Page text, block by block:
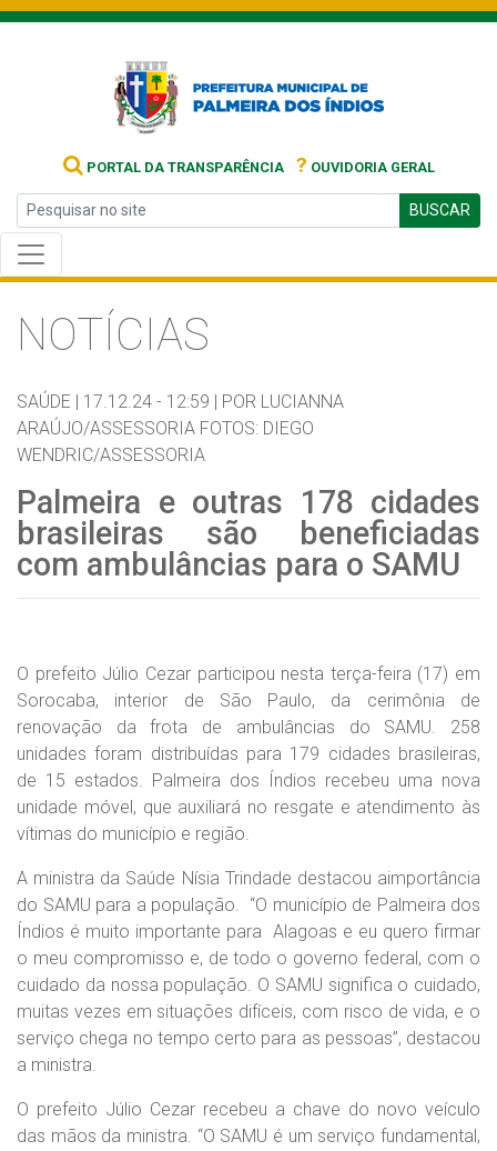
PORTAL DA TRANSPARÊNCIA ? OUVIDORIA GERAL
BUSCAR
NOTÍCIAS
SAÚDE | 17.12.24 - 12:59 | POR LUCIANNA
ARAÚJO/ASSESSORIA FOTOS: DIEGO
WENDRIC/ASSESSORIA
Palmeira e outras 178 cidades
brasileiras são beneficiadas
com ambulâncias para o SAMU
O prefeito Júlio Cezar participou nesta terça-feira (17) em
Sorocaba, interior de São Paulo, da cerimônia de
renovação da frota de ambulâncias do SAMU. 258
unidades foram distribuídas para 179 cidades brasileiras,
de 15 estados. Palmeira dos Índios recebeu uma nova
unidade móvel, que auxiliará no resgate e atendimento às
vítimas do município e região.
A ministra da Saúde Nísia Trindade destacou aimportância
do SAMU para a população. “O município de Palmeira dos
Índios é muito importante para Alagoas e eu quero firmar
o meu compromisso e, de todo o governo federal, com o
cuidado da nossa população. O SAMU significa o cuidado,
muitas vezes em situações difíceis, com risco de vida, e o
serviço chega no tempo certo para as pessoas”, destacou
a ministra.
O prefeito Júlio Cezar recebeu a chave do novo veículo
das mãos da ministra. “O SAMU é um serviço fundamental,